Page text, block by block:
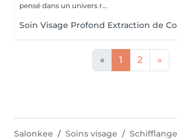
pensé dans un univers r...
Soin Visage Profond Extraction de
« 1 2 »
Salonkee Soins visage
Schifflange